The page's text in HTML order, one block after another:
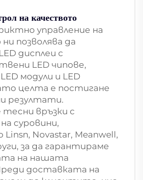
на качеството
управление на
позволява да
дисплеи с
LED чипове,
модули и LED
целта е постигане
резултати.
връзки с
суровини,
Novastar, Meanwell,
за да гарантираме
на нашата
доставката на